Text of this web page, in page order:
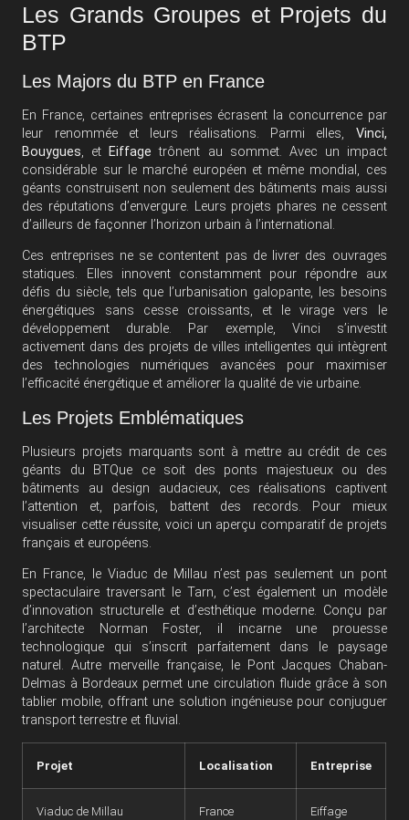
Les Grands Groupes et Projets du
BTP
Les Majors du BTP en France
En France, certaines entreprises écrasent la concurrence par
leur renommée et leurs réalisations. Parmi elles, Vinci,
Bouygues, et Eiffage trônent au sommet. Avec un impact
considérable sur le marché européen et même mondial, ces
géants construisent non seulement des bâtiments mais aussi
des réputations d’envergure. Leurs projets phares ne cessent
d’ailleurs de façonner l’horizon urbain à l’international.
Ces entreprises ne se contentent pas de livrer des ouvrages
statiques. Elles innovent constamment pour répondre aux
défis du siècle, tels que l’urbanisation galopante, les besoins
énergétiques sans cesse croissants, et le virage vers le
développement durable. Par exemple, Vinci s’investit
activement dans des projets de villes intelligentes qui intègrent
des technologies numériques avancées pour maximiser
l’efficacité énergétique et améliorer la qualité de vie urbaine.
Les Projets Emblématiques
Plusieurs projets marquants sont à mettre au crédit de ces
géants du BTQue ce soit des ponts majestueux ou des
bâtiments au design audacieux, ces réalisations captivent
l’attention et, parfois, battent des records. Pour mieux
visualiser cette réussite, voici un aperçu comparatif de projets
français et européens.
En France, le Viaduc de Millau n’est pas seulement un pont
spectaculaire traversant le Tarn, c’est également un modèle
d’innovation structurelle et d’esthétique moderne. Conçu par
l’architecte Norman Foster, il incarne une prouesse
technologique qui s’inscrit parfaitement dans le paysage
naturel. Autre merveille française, le Pont Jacques Chaban-
Delmas à Bordeaux permet une circulation fluide grâce à son
tablier mobile, offrant une solution ingénieuse pour conjuguer
transport terrestre et fluvial.
Projet Localisation Entreprise
Viaduc de Millau France Eiffage